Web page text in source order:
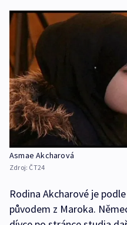
Asmae Akcharová
Zdroj: ČT24
Rodina Akcharové je
původem z Maroka.